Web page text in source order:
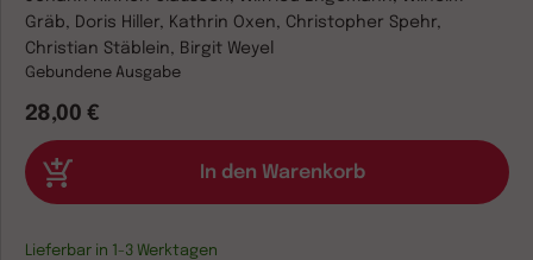
Gräb, Doris Hiller, Kathrin Oxen, Christopher Spehr,
Christian Stäblein, Birgit Weyel
Gebundene Ausgabe
28,00 €
Lieferbar in 1-3 Werktagen